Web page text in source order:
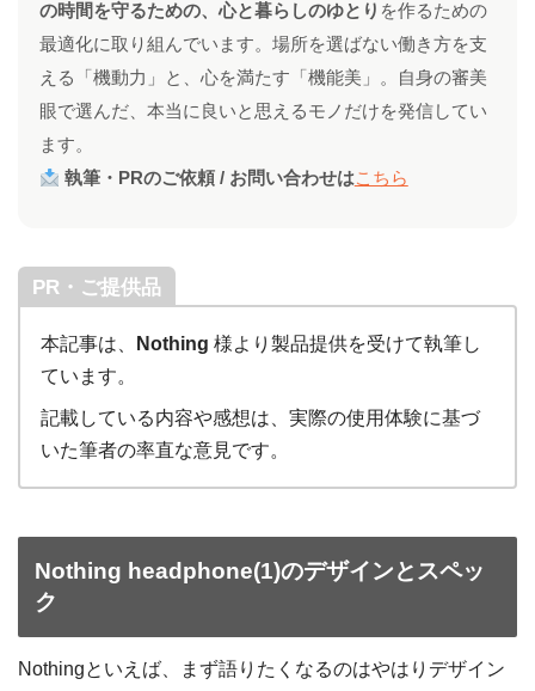
の時間を守るための、心と暮らしのゆとり を作るための
最適化に取り組んでいます。場所を選ばない働き方を支
える「機動力」と、心を満たす「機能美」。自身の審美
眼で選んだ、本当に良いと思えるモノだけを発信してい
ます。
執筆・PRのご依頼 / お問い合わせはこちら
PR・ご提供品
本記事は、 Nothing 様より製品提供を受けて執筆し
ています。
記載している内容や感想は、実際の使用体験に基づ
いた筆者の率直な意見です。
Nothing headphone(1)のデザインとスペッ
ク
Nothingといえば、まず語りたくなるのはやはりデザイン